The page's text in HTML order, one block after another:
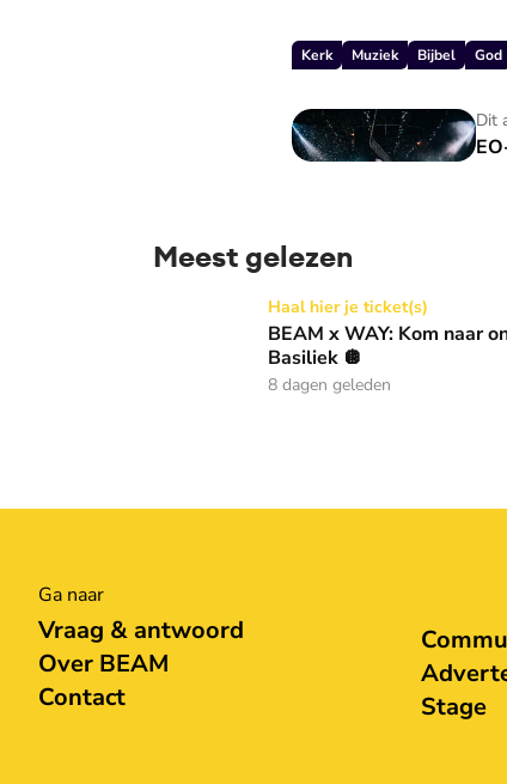
Kerk Muziek Bijbel God
Dit
EO-JONGERENDAG
Meest gelezen
BEAM x WAY: Kom naar ons
Haal hier je ticket(s)
BEAM x WAY: Kom naar
Basiliek 🪩
8 dagen geleden
Ga naar
Vraag & antwoord
Over BEAM
Contact
Stage